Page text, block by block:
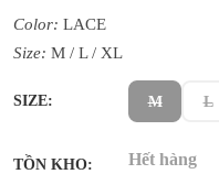
Color: LACE
Size: M / L / XL
SIZE: M L
TỒN KHO: Hết hàng